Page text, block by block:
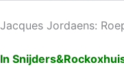
Jacques Jordaens:
In